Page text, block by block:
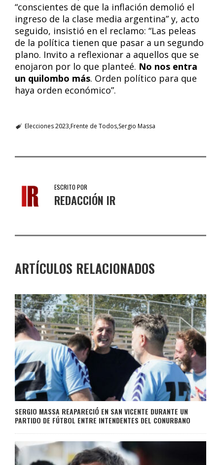
“conscientes de que la inflación demolió el
ingreso de la clase media argentina” y, acto
seguido, insistió en el reclamo: “Las peleas
de la política tienen que pasar a un segundo
plano. Invito a reflexionar a aquellos que se
enojaron por lo que planteé. No nos entra
un quilombo más. Orden político para que
haya orden económico”.
Elecciones 2023 Frente de TodosSergio Massa
ESCRITO POR
REDACCIÓN IR
ARTÍCULOS RELACIONADOS
SERGIO MASSA REAPARECIÓ EN SAN VICENTE DURANTE UN
PARTIDO DE FÚTBOL ENTRE INTENDENTES DEL CONURBANO